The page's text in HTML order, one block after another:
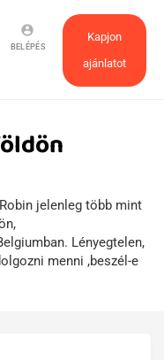
Kapjon
ajánlatot
account_circle
BELÉPÉS
jelenleg több mint
Lényegtelen,
menni ,beszél-e